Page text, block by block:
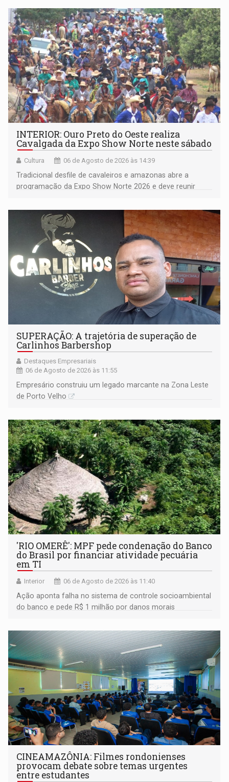
INTERIOR: Ouro Preto do Oeste realiza
Cavalgada da Expo Show Norte neste sábado
Cultura 06 de Agosto de 2026 às 14:39
Tradicional desfile de cavaleiros e amazonas abre a
programação da Expo Show Norte 2026 e deve reunir
SUPERAÇÃO: A trajetória de superação de
Carlinhos Barbershop
Destaques Empresariais
06 de Agosto de 2026 às 11:55
Empresário construiu um legado marcante na Zona Leste
de Porto Velho
'RIO OMERÊ': MPF pede condenação do Banco
do Brasil por financiar atividade pecuária
em TI
Interior 06 de Agosto de 2026 às 11:40
Ação aponta falha no sistema de controle socioambiental
do banco e pede R$ 1 milhão por danos morais
CINEAMAZÔNIA: Filmes rondonienses
provocam debate sobre temas urgentes
entre estudantes